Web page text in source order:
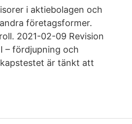
i aktiebolagen och
företagsformer.
2021-02-09 Revision
– fördjupning och
är tänkt att